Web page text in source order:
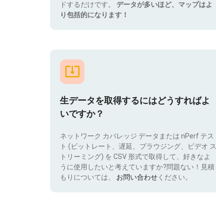
ドするだけです。 データが多いほど、マップはよ
り包括的になります！
生データを取得するにはどうすればよ
いですか？
ネットワーク カバレッジ データまたは nPerf テス
ト (ビットレート、遅延、ブラウジング、ビデオ ス
トリーミング) を CSV 形式で取得して、好きなよ
うに使用したいと考えていますか?問題ない！見積
もりについては、 お問い合わせください。